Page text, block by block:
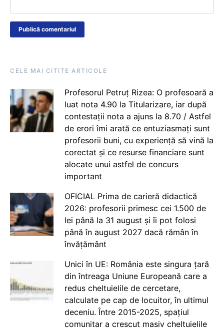
CELE MAI CITITE ARTICOLE
Profesorul Petruț Rizea: O profesoară a
luat nota 4.90 la Titularizare, iar după
contestații nota a ajuns la 8.70 / Astfel
de erori îmi arată ce entuziasmați sunt
profesorii buni, cu experiență să vină la
corectat și ce resurse financiare sunt
alocate unui astfel de concurs
important
OFICIAL Prima de carieră didactică
2026: profesorii primesc cei 1.500 de
lei până la 31 august și îi pot folosi
până în august 2027 dacă rămân în
învățământ
Unici în UE: România este singura țară
din întreaga Uniune Europeană care a
redus cheltuielile de cercetare,
calculate pe cap de locuitor, în ultimul
deceniu. Între 2015-2025, spațiul
comunitar a crescut masiv cheltuielile